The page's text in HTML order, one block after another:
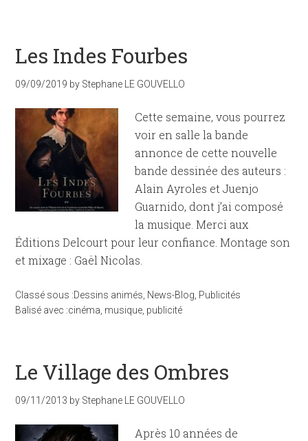
Les Indes Fourbes
09/09/2019 by Stephane LE GOUVELLO
Cette semaine, vous pourrez
voir en salle la bande
annonce de cette nouvelle
bande dessinée des auteurs :
Alain Ayroles et Juenjo
Guarnido, dont j’ai composé
la musique. Merci aux
Éditions Delcourt pour leur confiance. Montage son
et mixage : Gaël Nicolas.
Classé sous :Dessins animés News-Blog Publicités
Balisé avec :cinéma musique publicité
Le Village des Ombres
09/11/2013 by Stephane LE GOUVELLO
Après 10 années de